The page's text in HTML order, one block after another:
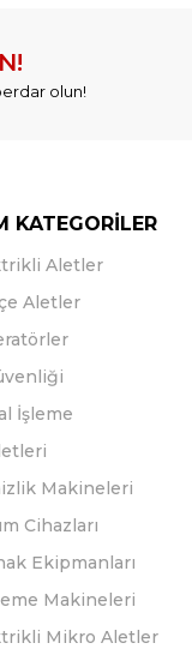
olun!
KATEGORİLER
Aletler
Aletler
İşleme
Makineleri
Cihazları
Ekipmanları
Makineleri
Mikro Aletler